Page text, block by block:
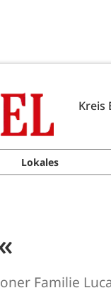
Kreis
Lokales
Familie